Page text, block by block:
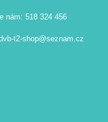
nám: 518 324 456
t2-shop@seznam.cz